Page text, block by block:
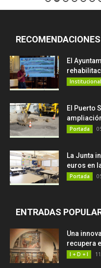
El
Institucional
El Puerto
Portada
La Junta
euros en
Portada
ENTRADAS
Una
recupera
I + D + I